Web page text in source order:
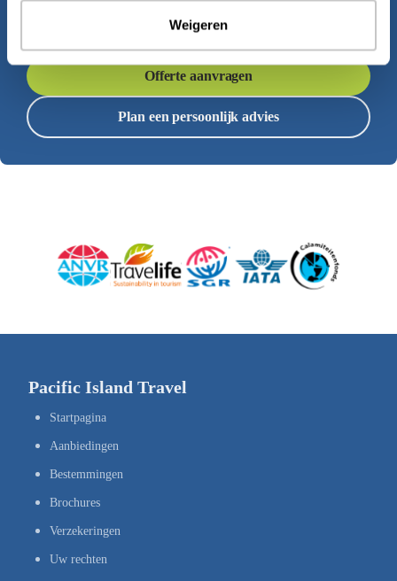
Weigeren
Offerte aanvragen
Plan een persoonlijk advies
Pacific Island Travel
Startpagina
Aanbiedingen
Bestemmingen
Brochures
Verzekeringen
Uw rechten